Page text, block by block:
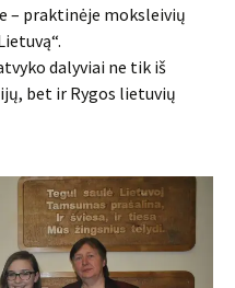
– praktinėje moksleivių
dalyviai ne tik iš
bet ir Rygos lietuvių